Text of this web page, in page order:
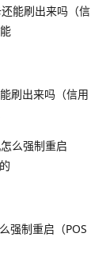
刷出来吗（信用
强制重启（POS